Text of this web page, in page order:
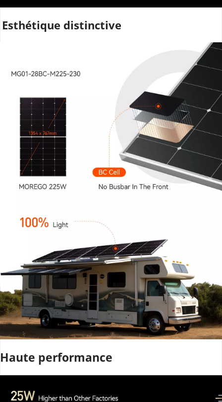
Esthétique distinctive
Haute performance